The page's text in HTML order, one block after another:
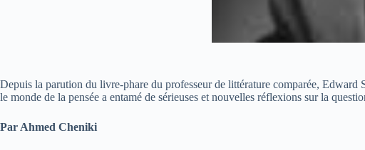
Depuis la parution du livre-phare du professeur de littérature comparée,
le monde de la pensée a entamé de sérieuses et nouvelles réflexions sur la
Par Ahmed Cheniki